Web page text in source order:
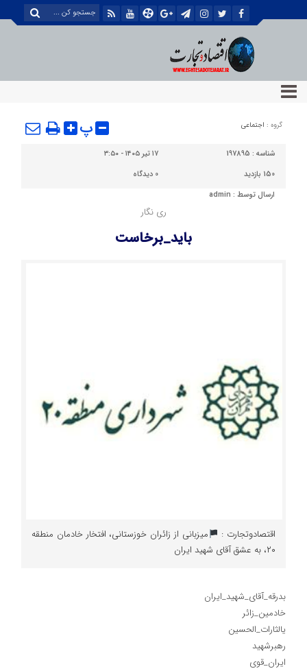
گروه : اجتماعی پ
شناسه : 197895
۱۷ تیر ۱۴۰۵ - ۳:۵۰
150 بازدید
0 دیدگاه
ارسال توسط : admin
ری نگار
باید_برخاست
اقتصادوتجارت :
میزبانی از زائران خوزستانی، افتخار خادمان منطقه
۲۰، به عشق آقای شهید ایران
بدرقه_آقای_شهید_ایران
خادمین_زائر
یالثارات_الحسین
رهبرشهید
ایران_قوی